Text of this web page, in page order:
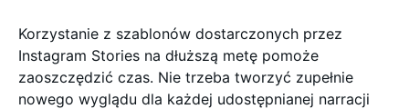
Korzystanie z szablonów dostarczonych przez
Instagram Stories na dłuższą metę pomoże
zaoszczędzić czas. Nie trzeba tworzyć zupełnie
nowego wyglądu dla każdej udostępnianej narracji